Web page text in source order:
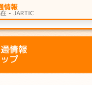
情報
- JARTIC
情報
プ